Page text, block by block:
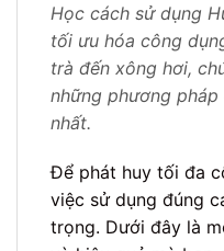
Học cách sử dụng
tối ưu hóa công
trà đến xông hơi,
những phương
nhất.
Để phát huy tối đa
việc sử dụng đúng
trọng. Dưới đây là